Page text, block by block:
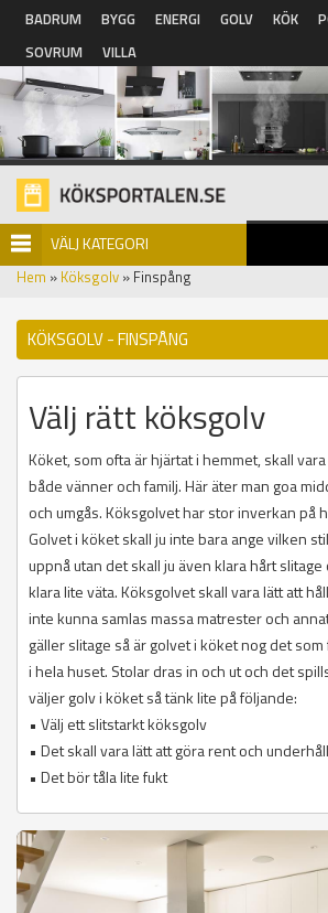
Hoppa till huvudinnehåll
BADRUM BYGG ENERGI GOLV KÖK
SOVRUM
VILLA
VÄLJ KATEGORI
Hem » Köksgolv » Finspång
KÖKSGOLV - FINSPÅNG
Välj rätt köksgolv
Köket, som ofta är hjärtat i hemmet, skall
både vänner och familj. Här äter man goa
och umgås. Köksgolvet har stor inverkan på
Golvet i köket skall ju inte bara ange vilken
uppnå utan det skall ju även klara hårt slitage
klara lite väta. Köksgolvet skall vara lätt att
inte kunna samlas massa matrester och
gäller slitage så är golvet i köket nog det
i hela huset. Stolar dras in och ut och det
väljer golv i köket så tänk lite på följande:
• Välj ett slitstarkt köksgolv
• Det skall vara lätt att göra rent och
• Det bör tåla lite fukt